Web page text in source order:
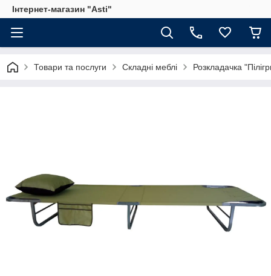
Інтернет-магазин "Asti"
Товари та послуги Складні меблі Розкладачка